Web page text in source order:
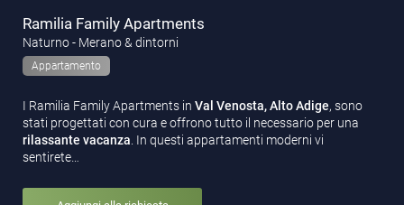
Ramilia Family Apartments
Naturno - Merano & dintorni
Appartamento
I Ramilia Family Apartments in Val Venosta, Alto Adige, sono
stati progettati con cura e offrono tutto il necessario per una
rilassante vacanza . In questi appartamenti moderni vi
sentirete…